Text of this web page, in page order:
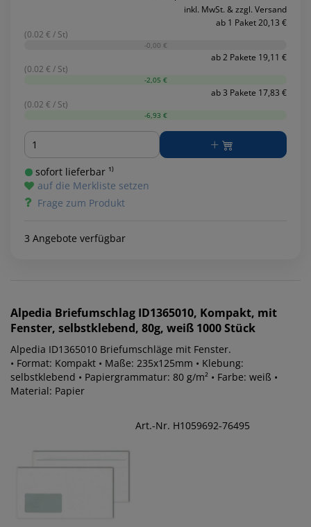
inkl. MwSt. & zzgl. Versand
ab 1 Paket 20,13 €
(0.02 € / St)
-0,00 €
ab 2 Pakete 19,11 €
(0.02 € / St)
-2,05 €
ab 3 Pakete 17,83 €
(0.02 € / St)
-6,93 €
Menge
sofort lieferbar ¹⁾
auf die Merkliste setzen
Frage zum Produkt
3 Angebote verfügbar
Alpedia Briefumschlag ID1365010, Kompakt, mit
Fenster, selbstklebend, 80g, weiß 1000 Stück
Alpedia ID1365010 Briefumschläge mit Fenster.
• Format: Kompakt • Maße: 235x125mm • Klebung:
selbstklebend • Papiergrammatur: 80 g/m² • Farbe: weiß •
Material: Papier
Art.-Nr. H1059692-76495